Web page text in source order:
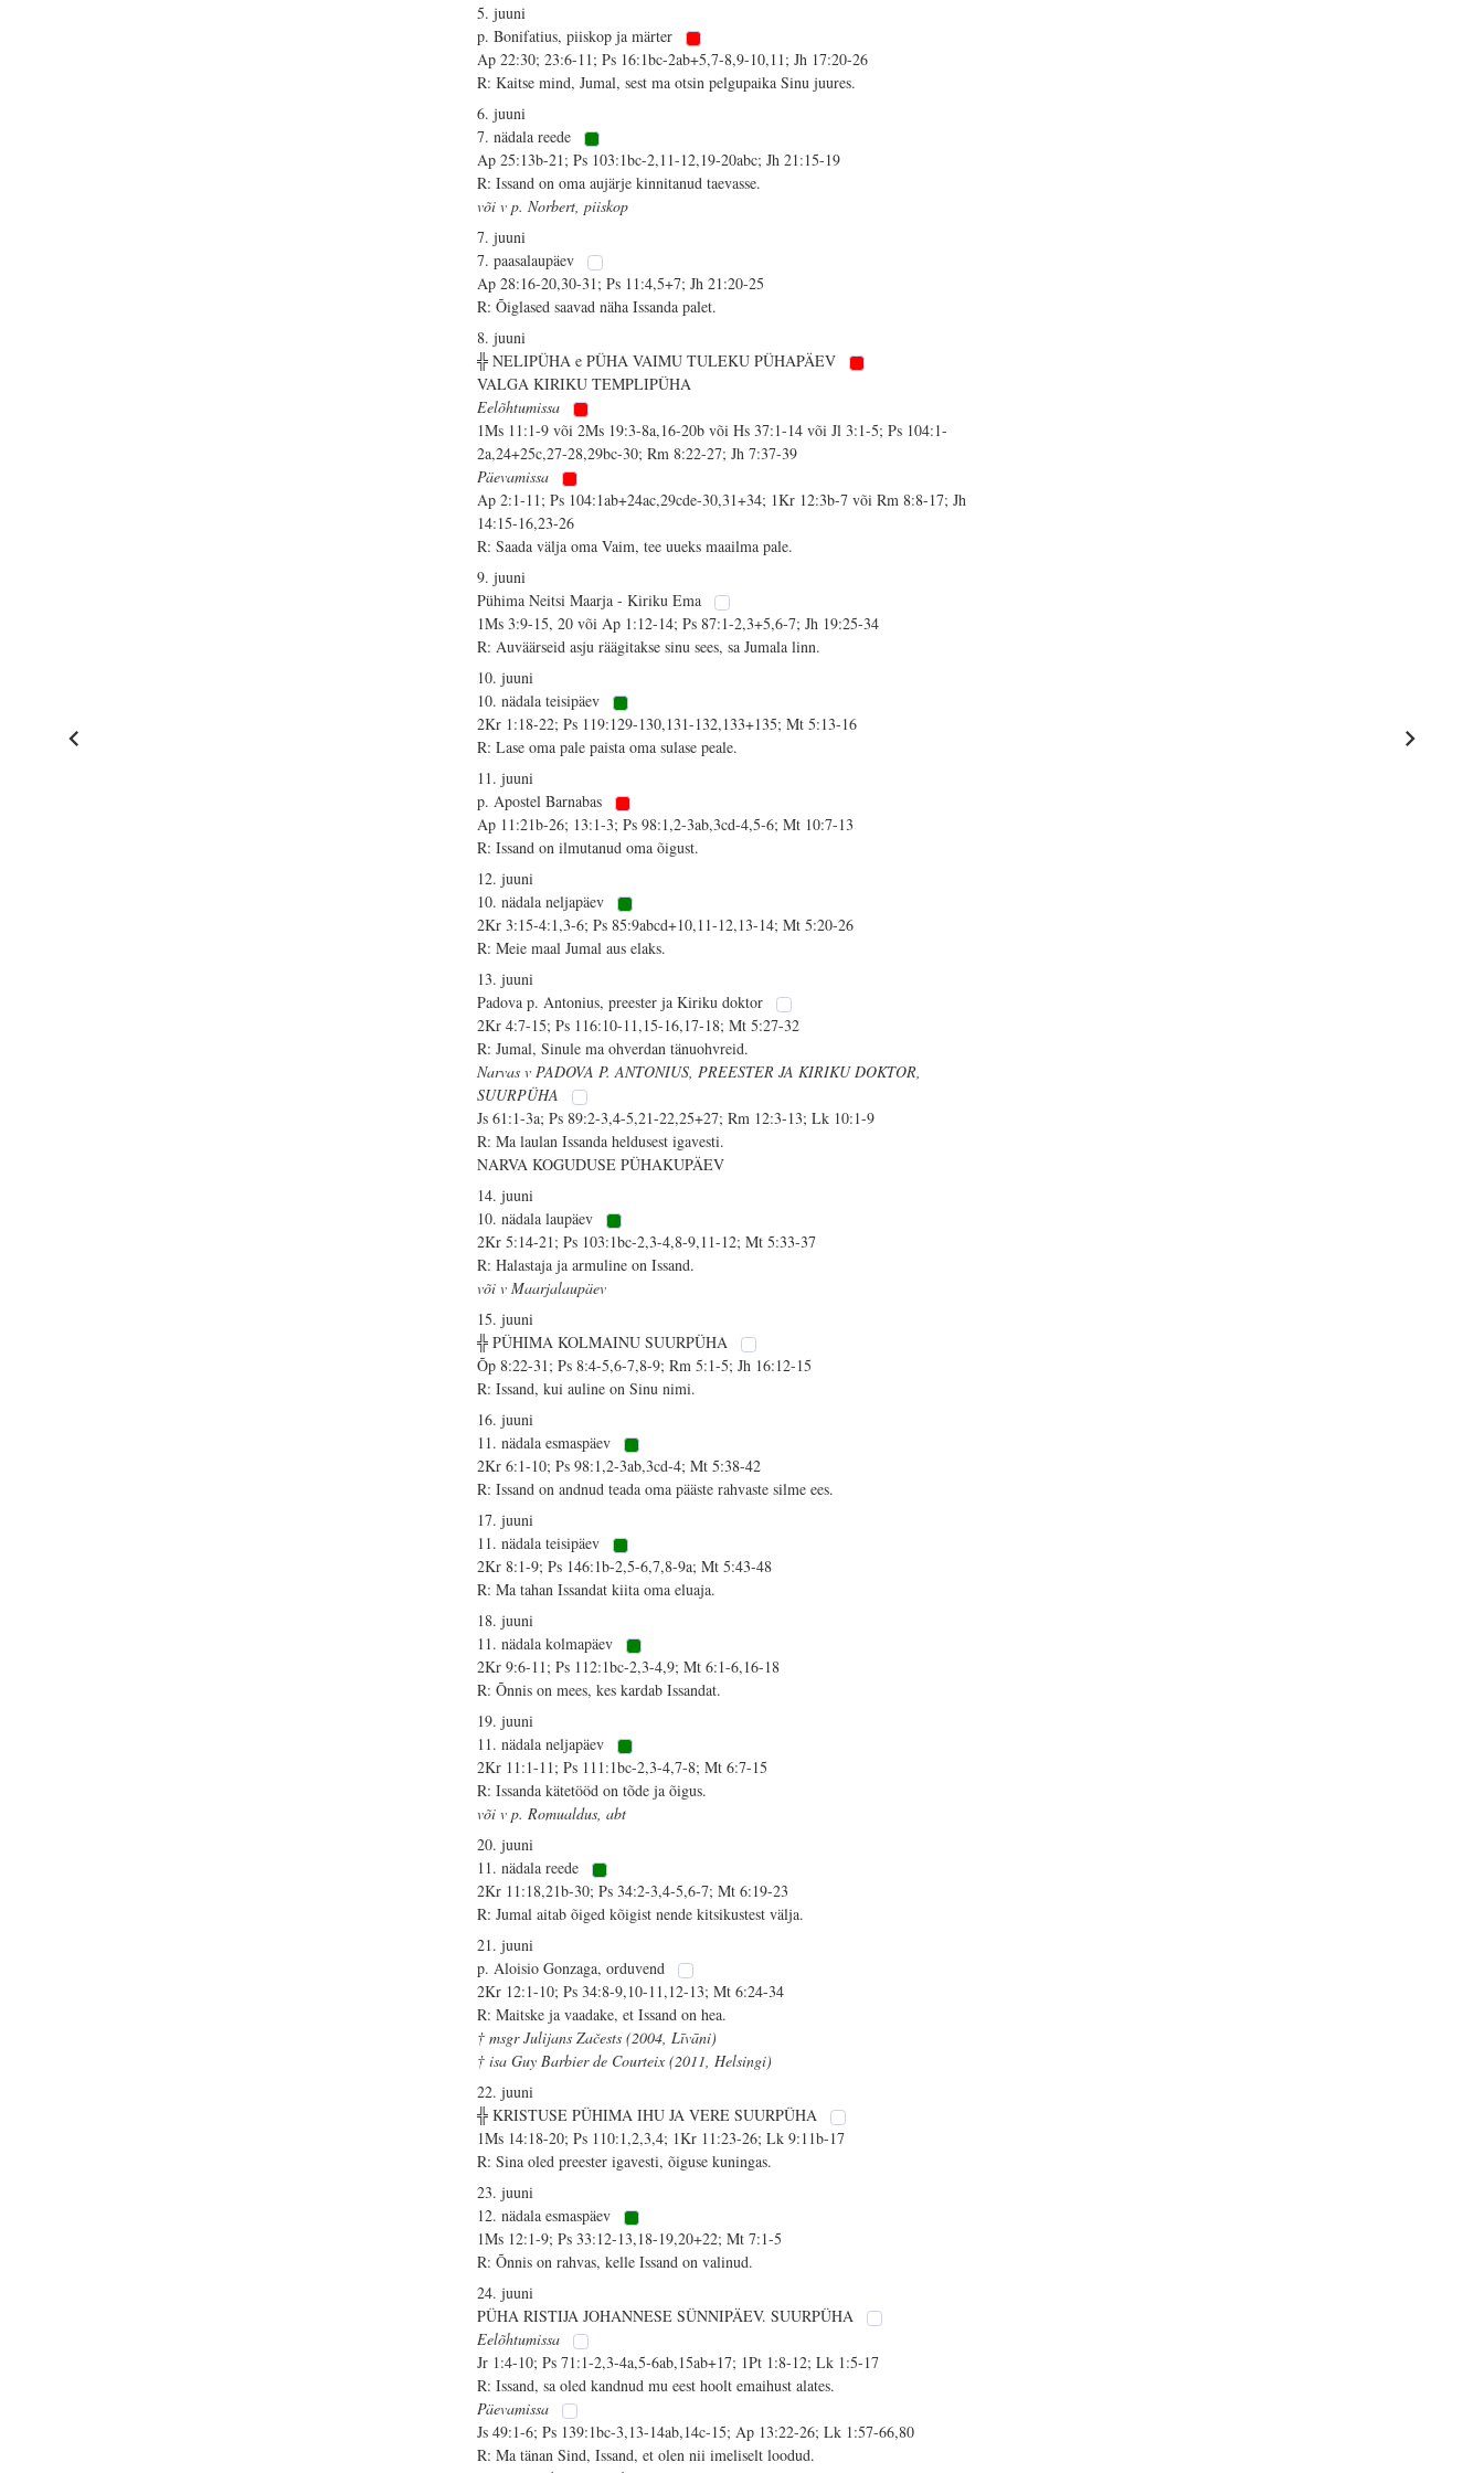
5. juuni
p. Bonifatius, piiskop ja märter
Ap 22:30; 23:6-11; Ps 16:1bc-2ab+5,7-8,9-10,11; Jh 17:20-26
R: Kaitse mind, Jumal, sest ma otsin pelgupaika Sinu juures.
6. juuni
7. nädala reede
Ap 25:13b-21; Ps 103:1bc-2,11-12,19-20abc; Jh 21:15-19
R: Issand on oma aujärje kinnitanud taevasse.
või v p. Norbert, piiskop
7. juuni
7. paasalaupäev
Ap 28:16-20,30-31; Ps 11:4,5+7; Jh 21:20-25
R: Õiglased saavad näha Issanda palet.
8. juuni
╬ NELIPÜHA e PÜHA VAIMU TULEKU PÜHAPÄEV
VALGA KIRIKU TEMPLIPÜHA
Eelõhtumissa
1Ms 11:1-9 või 2Ms 19:3-8a,16-20b või Hs 37:1-14 või Jl 3:1-5; Ps 104:1-
2a,24+25c,27-28,29bc-30; Rm 8:22-27; Jh 7:37-39
Päevamissa
Ap 2:1-11; Ps 104:1ab+24ac,29cde-30,31+34; 1Kr 12:3b-7 või Rm 8:8-17; Jh
14:15-16,23-26
R: Saada välja oma Vaim, tee uueks maailma pale.
9. juuni
Pühima Neitsi Maarja - Kiriku Ema
1Ms 3:9-15, 20 või Ap 1:12-14; Ps 87:1-2,3+5,6-7; Jh 19:25-34
R: Auväärseid asju räägitakse sinu sees, sa Jumala linn.
10. juuni
10. nädala teisipäev
2Kr 1:18-22; Ps 119:129-130,131-132,133+135; Mt 5:13-16
R: Lase oma pale paista oma sulase peale.
11. juuni
p. Apostel Barnabas
Ap 11:21b-26; 13:1-3; Ps 98:1,2-3ab,3cd-4,5-6; Mt 10:7-13
R: Issand on ilmutanud oma õigust.
12. juuni
10. nädala neljapäev
2Kr 3:15-4:1,3-6; Ps 85:9abcd+10,11-12,13-14; Mt 5:20-26
R: Meie maal Jumal aus elaks.
13. juuni
Padova p. Antonius, preester ja Kiriku doktor
2Kr 4:7-15; Ps 116:10-11,15-16,17-18; Mt 5:27-32
R: Jumal, Sinule ma ohverdan tänuohvreid.
Narvas v PADOVA P. ANTONIUS, PREESTER JA KIRIKU DOKTOR,
SUURPÜHA
Js 61:1-3a; Ps 89:2-3,4-5,21-22,25+27; Rm 12:3-13; Lk 10:1-9
R: Ma laulan Issanda heldusest igavesti.
NARVA KOGUDUSE PÜHAKUPÄEV
14. juuni
10. nädala laupäev
2Kr 5:14-21; Ps 103:1bc-2,3-4,8-9,11-12; Mt 5:33-37
R: Halastaja ja armuline on Issand.
või v Maarjalaupäev
15. juuni
╬ PÜHIMA KOLMAINU SUURPÜHA
Õp 8:22-31; Ps 8:4-5,6-7,8-9; Rm 5:1-5; Jh 16:12-15
R: Issand, kui auline on Sinu nimi.
16. juuni
11. nädala esmaspäev
2Kr 6:1-10; Ps 98:1,2-3ab,3cd-4; Mt 5:38-42
R: Issand on andnud teada oma pääste rahvaste silme ees.
17. juuni
11. nädala teisipäev
2Kr 8:1-9; Ps 146:1b-2,5-6,7,8-9a; Mt 5:43-48
R: Ma tahan Issandat kiita oma eluaja.
18. juuni
11. nädala kolmapäev
2Kr 9:6-11; Ps 112:1bc-2,3-4,9; Mt 6:1-6,16-18
R: Õnnis on mees, kes kardab Issandat.
19. juuni
11. nädala neljapäev
2Kr 11:1-11; Ps 111:1bc-2,3-4,7-8; Mt 6:7-15
R: Issanda kätetööd on tõde ja õigus.
või v p. Romualdus, abt
20. juuni
11. nädala reede
2Kr 11:18,21b-30; Ps 34:2-3,4-5,6-7; Mt 6:19-23
R: Jumal aitab õiged kõigist nende kitsikustest välja.
21. juuni
p. Aloisio Gonzaga, orduvend
2Kr 12:1-10; Ps 34:8-9,10-11,12-13; Mt 6:24-34
R: Maitske ja vaadake, et Issand on hea.
† msgr Julijans Začests (2004, Līvāni)
† isa Guy Barbier de Courteix (2011, Helsingi)
22. juuni
╬ KRISTUSE PÜHIMA IHU JA VERE SUURPÜHA
1Ms 14:18-20; Ps 110:1,2,3,4; 1Kr 11:23-26; Lk 9:11b-17
R: Sina oled preester igavesti, õiguse kuningas.
23. juuni
12. nädala esmaspäev
1Ms 12:1-9; Ps 33:12-13,18-19,20+22; Mt 7:1-5
R: Õnnis on rahvas, kelle Issand on valinud.
24. juuni
PÜHA RISTIJA JOHANNESE SÜNNIPÄEV. SUURPÜHA
Eelõhtumissa
Jr 1:4-10; Ps 71:1-2,3-4a,5-6ab,15ab+17; 1Pt 1:8-12; Lk 1:5-17
R: Issand, sa oled kandnud mu eest hoolt emaihust alates.
Päevamissa
Js 49:1-6; Ps 139:1bc-3,13-14ab,14c-15; Ap 13:22-26; Lk 1:57-66,80
R: Ma tänan Sind, Issand, et olen nii imeliselt loodud.